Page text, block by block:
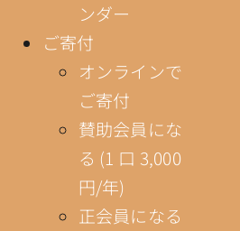
ンダー
ご寄付
オンラインで
ご寄付
賛助会員にな
る (1 口 3,000
円/年)
正会員になる